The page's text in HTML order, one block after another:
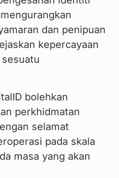
dan penipuan
kepercayaan
bolehkan
perkhidmatan
selamat
pada skala
masa yang akan